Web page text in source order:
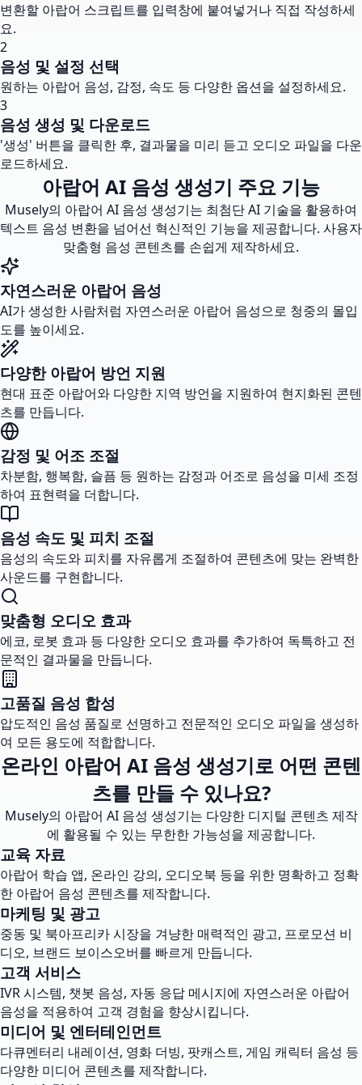
변환할 아랍어 스크립트를 입력창에 붙여넣거나 직접 작성하세
요.
2
음성 및 설정 선택
원하는 아랍어 음성, 감정, 속도 등 다양한 옵션을 설정하세요.
3
음성 생성 및 다운로드
'생성' 버튼을 클릭한 후, 결과물을 미리 듣고 오디오 파일을 다운
로드하세요.
아랍어 AI 음성 생성기 주요 기능
Musely의 아랍어 AI 음성 생성기는 최첨단 AI 기술을 활용하여
텍스트 음성 변환을 넘어선 혁신적인 기능을 제공합니다. 사용자
맞춤형 음성 콘텐츠를 손쉽게 제작하세요.
자연스러운 아랍어 음성
AI가 생성한 사람처럼 자연스러운 아랍어 음성으로 청중의 몰입
도를 높이세요.
다양한 아랍어 방언 지원
현대 표준 아랍어와 다양한 지역 방언을 지원하여 현지화된 콘텐
츠를 만듭니다.
감정 및 어조 조절
차분함, 행복함, 슬픔 등 원하는 감정과 어조로 음성을 미세 조정
하여 표현력을 더합니다.
음성 속도 및 피치 조절
음성의 속도와 피치를 자유롭게 조절하여 콘텐츠에 맞는 완벽한
사운드를 구현합니다.
맞춤형 오디오 효과
에코, 로봇 효과 등 다양한 오디오 효과를 추가하여 독특하고 전
문적인 결과물을 만듭니다.
고품질 음성 합성
압도적인 음성 품질로 선명하고 전문적인 오디오 파일을 생성하
여 모든 용도에 적합합니다.
온라인 아랍어 AI 음성 생성기로 어떤 콘텐
츠를 만들 수 있나요?
Musely의 아랍어 AI 음성 생성기는 다양한 디지털 콘텐츠 제작
에 활용될 수 있는 무한한 가능성을 제공합니다.
교육 자료
아랍어 학습 앱, 온라인 강의, 오디오북 등을 위한 명확하고 정확
한 아랍어 음성 콘텐츠를 제작합니다.
마케팅 및 광고
중동 및 북아프리카 시장을 겨냥한 매력적인 광고, 프로모션 비
디오, 브랜드 보이스오버를 빠르게 만듭니다.
고객 서비스
IVR 시스템, 챗봇 음성, 자동 응답 메시지에 자연스러운 아랍어
음성을 적용하여 고객 경험을 향상시킵니다.
미디어 및 엔터테인먼트
다큐멘터리 내레이션, 영화 더빙, 팟캐스트, 게임 캐릭터 음성 등
다양한 미디어 콘텐츠를 제작합니다.